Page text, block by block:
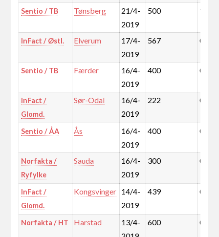
Sentio / TB Tønsberg
21/4-
2019
500 1,0%
InFact / Østl. Elverum
17/4-
2019
567 0,4%
Sentio / TB Færder
16/4-
2019
400 0,6%
InFact /
Glomd.
Sør-Odal
16/4-
2019
222 0,2%
Sentio / ÅA Ås
16/4-
2019
400 0,3%
Norfakta /
Ryfylke
Sauda
16/4-
2019
300 0,1%
InFact /
Glomd.
Kongsvinger 14/4-
2019
439 0,3%
Norfakta / HT Harstad
13/4-
600 0,4%